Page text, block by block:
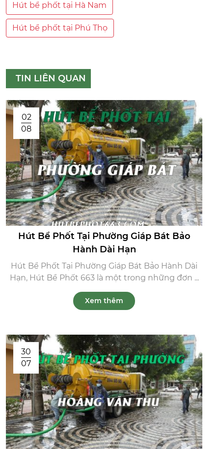
Hút bể phốt tại Hà Nam
Hút bể phốt tại Phú Thọ
TIN LIÊN QUAN
02
08
Hút Bể Phốt Tại Phường Giáp Bát Bảo
Hành Dài Hạn
Hút Bể Phốt Tại Phường Giáp Bát Bảo Hành Dài
Hạn, Hút Bể Phốt 663 là một trong những đơn ...
Xem thêm
30
07